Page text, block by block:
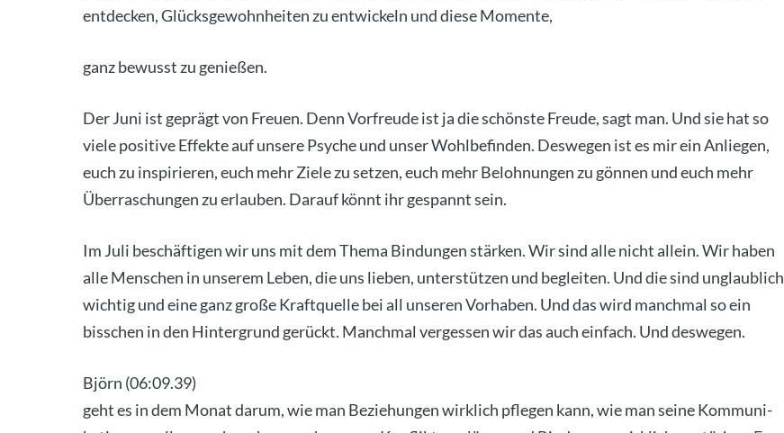
ent­de­cken, Glücks­ge­wohn­hei­ten zu ent­wi­ckeln und die­se Momen­te,
ganz bewusst zu genie­ßen.
Der Juni ist geprägt von Freu­en. Denn Vor­freu­de ist ja die schöns­te Freu­de, sagt man. Und sie hat so
vie­le posi­ti­ve Effek­te auf unse­re Psy­che und unser Wohl­be­fin­den. Des­we­gen ist es mir ein Anlie­gen,
euch zu inspi­rie­ren, euch mehr Zie­le zu set­zen, euch mehr Beloh­nun­gen zu gön­nen und euch mehr
Über­ra­schun­gen zu erlau­ben. Dar­auf könnt ihr gespannt sein.
Im Juli beschäf­ti­gen wir uns mit dem The­ma Bin­dun­gen stär­ken. Wir sind alle nicht allein. Wir haben
alle Men­schen in unse­rem Leben, die uns lie­ben, unter­stüt­zen und beglei­ten. Und die sind unglaub­lich
wich­tig und eine ganz gro­ße Kraft­quel­le bei all unse­ren Vor­ha­ben. Und das wird manch­mal so ein
biss­chen in den Hin­ter­grund gerückt. Manch­mal ver­ges­sen wir das auch ein­fach. Und des­we­gen.
Björn (06:09.39)
geht es in dem Monat dar­um, wie man Bezie­hun­gen wirk­lich pfle­gen kann, wie man sei­ne Kom­mu­ni­